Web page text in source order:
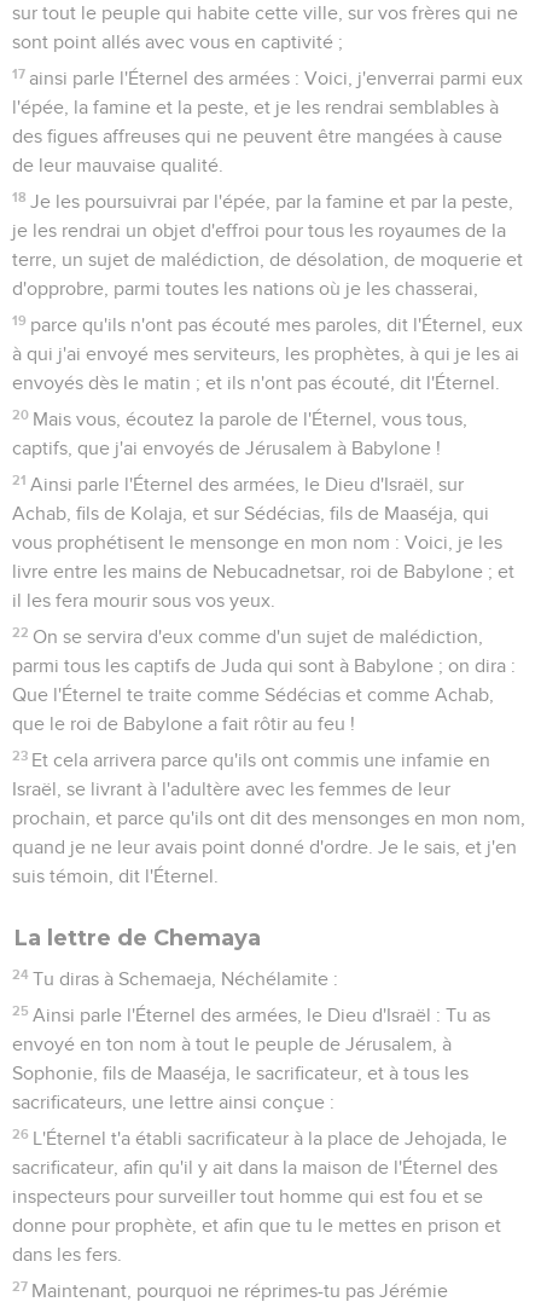
sur tout le peuple qui habite cette ville, sur vos frères qui ne
sont point allés avec vous en captivité ;
17 ainsi parle l'Éternel des armées : Voici, j'enverrai parmi eux
l'épée, la famine et la peste, et je les rendrai semblables à
des figues affreuses qui ne peuvent être mangées à cause
de leur mauvaise qualité.
18 Je les poursuivrai par l'épée, par la famine et par la peste,
je les rendrai un objet d'effroi pour tous les royaumes de la
terre, un sujet de malédiction, de désolation, de moquerie et
d'opprobre, parmi toutes les nations où je les chasserai,
19 parce qu'ils n'ont pas écouté mes paroles, dit l'Éternel, eux
à qui j'ai envoyé mes serviteurs, les prophètes, à qui je les ai
envoyés dès le matin ; et ils n'ont pas écouté, dit l'Éternel.
20 Mais vous, écoutez la parole de l'Éternel, vous tous,
captifs, que j'ai envoyés de Jérusalem à Babylone !
21 Ainsi parle l'Éternel des armées, le Dieu d'Israël, sur
Achab, fils de Kolaja, et sur Sédécias, fils de Maaséja, qui
vous prophétisent le mensonge en mon nom : Voici, je les
livre entre les mains de Nebucadnetsar, roi de Babylone ; et
il les fera mourir sous vos yeux.
22 On se servira d'eux comme d'un sujet de malédiction,
parmi tous les captifs de Juda qui sont à Babylone ; on dira :
Que l'Éternel te traite comme Sédécias et comme Achab,
que le roi de Babylone a fait rôtir au feu !
23 Et cela arrivera parce qu'ils ont commis une infamie en
Israël, se livrant à l'adultère avec les femmes de leur
prochain, et parce qu'ils ont dit des mensonges en mon nom,
quand je ne leur avais point donné d'ordre. Je le sais, et j'en
suis témoin, dit l'Éternel.
La lettre de Chemaya
24 Tu diras à Schemaeja, Néchélamite :
25 Ainsi parle l'Éternel des armées, le Dieu d'Israël : Tu as
envoyé en ton nom à tout le peuple de Jérusalem, à
Sophonie, fils de Maaséja, le sacrificateur, et à tous les
sacrificateurs, une lettre ainsi conçue :
26 L'Éternel t'a établi sacrificateur à la place de Jehojada, le
sacrificateur, afin qu'il y ait dans la maison de l'Éternel des
inspecteurs pour surveiller tout homme qui est fou et se
donne pour prophète, et afin que tu le mettes en prison et
dans les fers.
27 Maintenant, pourquoi ne réprimes-tu pas Jérémie